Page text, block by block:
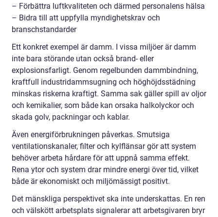
– Förbättra luftkvaliteten och därmed personalens hälsa
– Bidra till att uppfylla myndighetskrav och
branschstandarder
Ett konkret exempel är damm. I vissa miljöer är damm
inte bara störande utan också brand- eller
explosionsfarligt. Genom regelbunden dammbindning,
kraftfull industridammsugning och höghöjdsstädning
minskas riskerna kraftigt. Samma sak gäller spill av oljor
och kemikalier, som både kan orsaka halkolyckor och
skada golv, packningar och kablar.
Även energiförbrukningen påverkas. Smutsiga
ventilationskanaler, filter och kylflänsar gör att system
behöver arbeta hårdare för att uppnå samma effekt.
Rena ytor och system drar mindre energi över tid, vilket
både är ekonomiskt och miljömässigt positivt.
Det mänskliga perspektivet ska inte underskattas. En ren
och välskött arbetsplats signalerar att arbetsgivaren bryr